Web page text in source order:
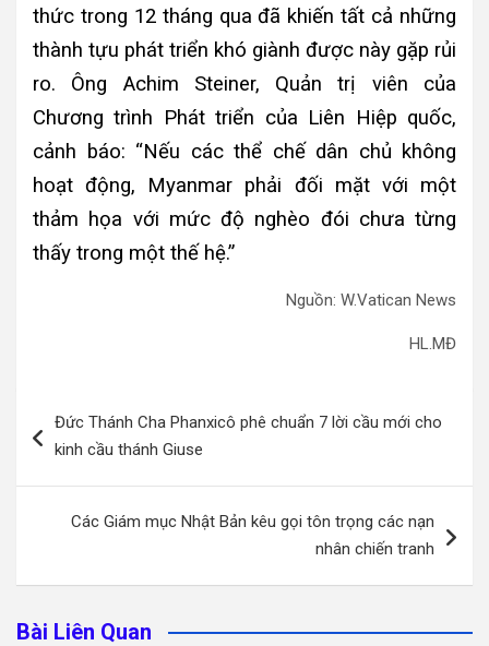
thức trong 12 tháng qua đã khiến tất cả những
thành tựu phát triển khó giành được này gặp rủi
ro. Ông Achim Steiner, Quản trị viên của
Chương trình Phát triển của Liên Hiệp quốc,
cảnh báo: “Nếu các thể chế dân chủ không
hoạt động, Myanmar phải đối mặt với một
thảm họa với mức độ nghèo đói chưa từng
thấy trong một thế hệ.”
Nguồn: W.Vatican News
HL.MĐ
hướng
Đức Thánh Cha Phanxicô phê chuẩn 7 lời cầu mới cho
kinh cầu thánh Giuse
Các Giám mục Nhật Bản kêu gọi tôn trọng các nạn
nhân chiến tranh
Bài Liên Quan